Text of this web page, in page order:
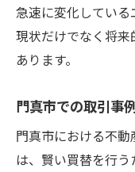
類似物件
る
失敗しない不
イント
買替プロ
急速に変化している
現状だけでなく将
あります。
門真市での取引事
門真市における不
は、賢い買替を行